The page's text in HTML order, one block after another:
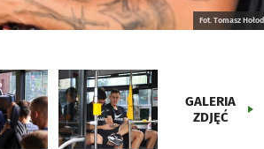
Fot. Tomasz Hołod
GALERIA
ZDJĘĆ